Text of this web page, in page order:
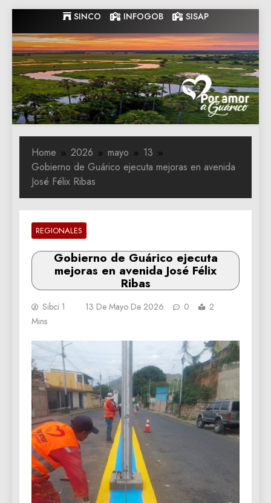
to
content
SINCO INFOGOB SISAP
Gobernacion
de Guarico
Gobernacion de Guarico
Home 2026 mayo
13
Gobierno de Guárico ejecuta mejoras en avenida
José Félix Ribas
REGIONALES
Gobierno de Guárico ejecuta
mejoras en avenida José Félix
Ribas
Sibci 1 13 De Mayo De 2026 0
2
Mins